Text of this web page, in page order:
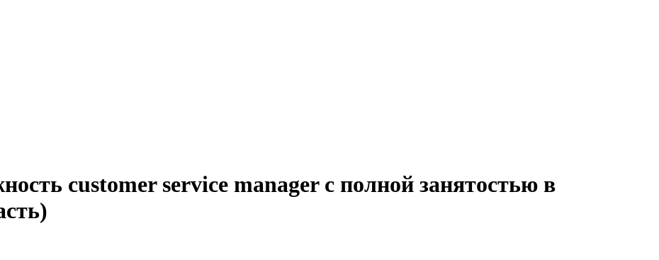
customer service manager с полной занятостью в